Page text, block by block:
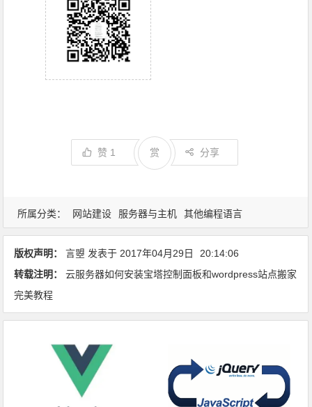
赞 1 分享
赏
所属分类： 网站建设 服务器与主机 其他编程语言
版权声明： 言曌 发表于 2017年04月29日
20:14:06
转载注明：
云服务器如何安装宝塔控制面板和wordpress站点搬家
完美教程